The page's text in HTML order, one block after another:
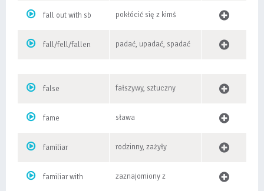
fall out with sb pokłócić się z kimś
fall/fell/fallen padać, upadać, spadać
false fałszywy, sztuczny
fame sława
familiar rodzinny, zażyły
familiar with zaznajomiony z